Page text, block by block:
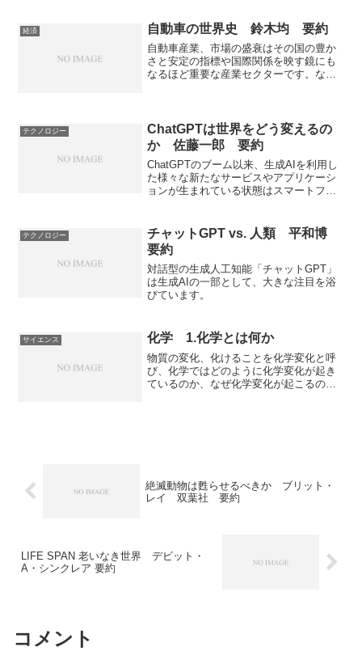
とは何か、撤退の理由や今後の計画の見
通しを知ることができます。
経済 自動車の世界史 鈴木均 要約
自動車産業、市場の盛衰はその国の豊か
さと安定の指標や国際関係を映す鏡にも
なるほど重要な産業セクターです。な
っています。
テクノロジー
ChatGPTは世界をどう変えるの
か 佐藤一郎 要約
ChatGPTのブーム以来、生成AIを利用し
た様々な新たなサービスやアプリケーシ
ョンが生まれている状態はスマートフォ
なことはブームに浮かれるのではなく、
テクノロジーの特性と限界を知り、道具
として主体的に使用することです。生成
AIとは何か、その原理と限界、応用法、
リスク、生成AIとの向き合い方を知るこ
とができる本になっています。
テクノロジー
チャットGPT vs. 人類 平和博
要約
対話型の生成人工知能「チャットGPT」
は生成AIの一部として、大きな注目を浴
びています。
サイエンス 化学 1.化学とは何か
物質の変化、化けることを化学変化と呼
び、化学ではどのように化学変化が起き
ているのか、なぜ化学変化が起こるのか
絶滅動物は甦らせるべきか ブリット・
レイ 双葉社 要約
LIFE SPAN 老いなき世界 デビット・
A・シンクレア 要約
コメント